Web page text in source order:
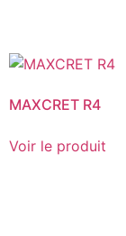
MAXCRET R4
Voir le produit